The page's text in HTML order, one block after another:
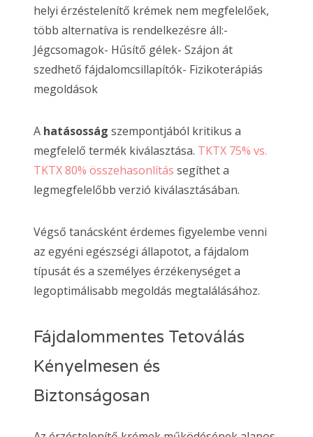
helyi érzéstelenítő krémek nem megfelelőek,
több alternatíva is rendelkezésre áll:-
Jégcsomagok- Hűsítő gélek- Szájon át
szedhető fájdalomcsillapítók- Fizikoterápiás
megoldások
A hatásosság szempontjából kritikus a
megfelelő termék kiválasztása. TKTX 75% vs.
TKTX 80% összehasonlítás segíthet a
legmegfelelőbb verzió kiválasztásában.
Végső tanácsként érdemes figyelembe venni
az egyéni egészségi állapotot, a fájdalom
típusát és a személyes érzékenységet a
legoptimálisabb megoldás megtalálásához.
Fájdalommentes Tetoválás
Kényelmesen és
Biztonságosan